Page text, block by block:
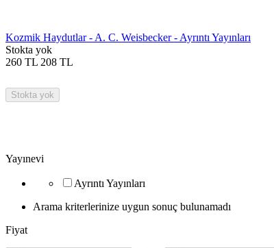
Kozmik Haydutlar - A. C. Weisbecker - Ayrıntı Yayınları
Stokta yok
260 TL 208 TL
Stokta yok
Yayınevi
Ayrıntı Yayınları
Arama kriterlerinize uygun sonuç bulunamadı
Fiyat